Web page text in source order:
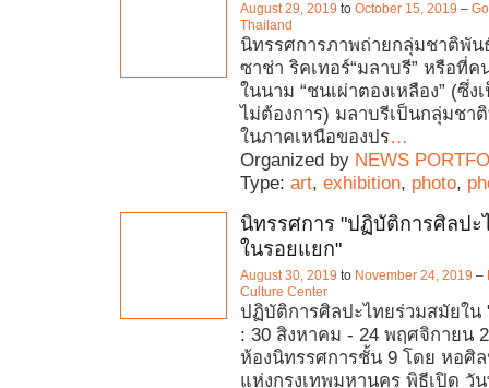
August 29, 2019 to October 15, 2019 –
Thailand
นิทรรศการภาพถ่ายกลุ่มชาติพัน
ซาช่า ริคเทอร์“มลาบรี” หรือที่
ในนาม “ชนเผ่าตองเหลือง” (ซึ่ง
ไม่ต้องการ) มลาบรีเป็นกลุ่มชา
ในภาคเหนือของปร…
Organized by NEWS
Type: art, exhibition, photo,
นิทรรศการ "ปฏิบัติการศิลปะ
ในรอยแยก"
August 30, 2019 to November 24, 2019 –
Culture Center
ปฏิบัติการศิลปะไทยร่วมสมัยใน
: 30 สิงหาคม - 24 พฤศจิกายน
ห้องนิทรรศการชั้น 9 โดย หอศิ
แห่งกรุงเทพมหานคร พิธีเปิด วั